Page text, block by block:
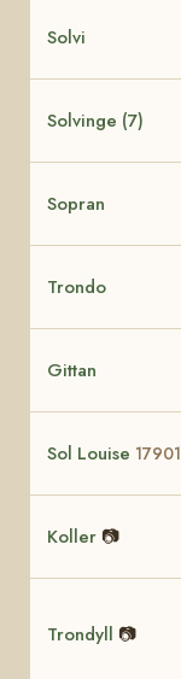
Solvi
Solvinge (7)
Sopran
Trondo
Gittan
Sol Louise 17901
Koller 📷
Trondyll 📷